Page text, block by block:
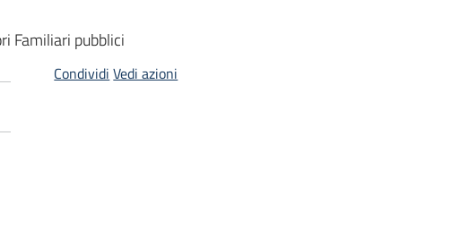
Familiari pubblici
Condividi Vedi azioni